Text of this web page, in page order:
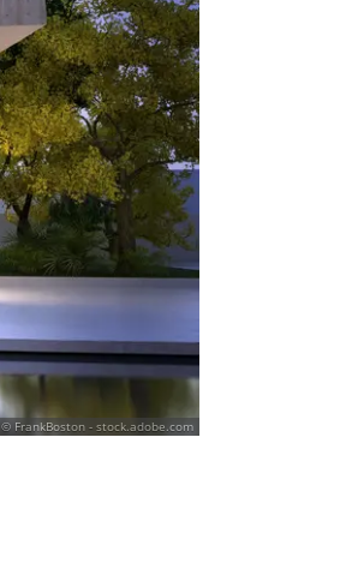
© FrankBoston - stock.adobe.com